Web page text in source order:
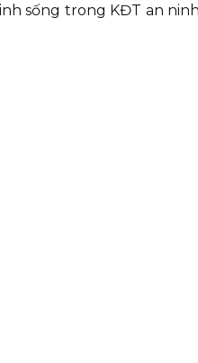
sống trong KĐT an